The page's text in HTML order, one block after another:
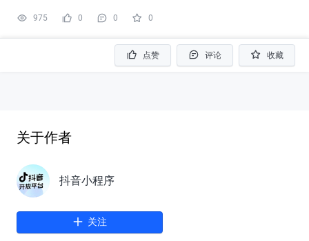
975 0 0 0
点赞 评论 收藏
关于作者
抖音小程序
关注